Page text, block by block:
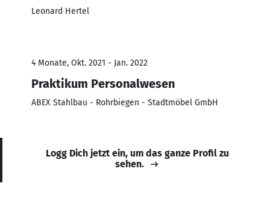
Leonard Hertel
4 Monate, Okt. 2021 - Jan. 2022
Praktikum Personalwesen
ABEX Stahlbau - Rohrbiegen - Stadtmöbel GmbH
Logg Dich jetzt ein, um das ganze Profil zu
sehen.